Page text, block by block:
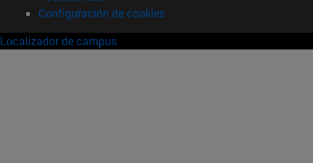
Configuración de cookies
Localizador de campus